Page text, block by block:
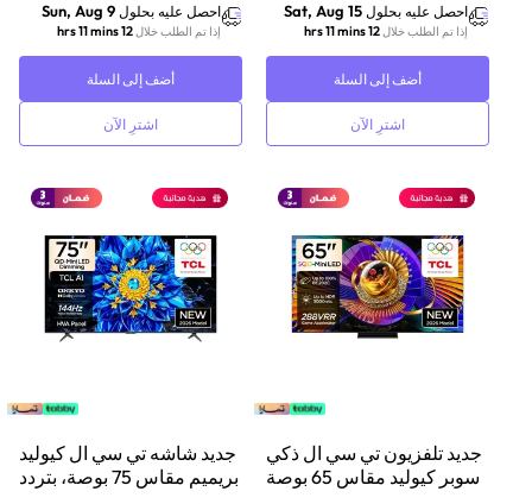
احصل عليه بحلول Sat, Aug 15
إذا تم الطلب خلال12 hrs 11 mins
أضف إلى السلة
اشترِ الآن
احصل عليه بحلول Sun, Aug 9
إذا تم الطلب خلال12 hrs 11 mins
أضف إلى السلة
اشترِ الآن
جديد تلفزيون تي سي ال ذكي
سوبر كيوليد مقاس 65 بوصة
جديد شاشه تي سي ال كيوليد
بريميم مقاس 75 بوصة، بتردد